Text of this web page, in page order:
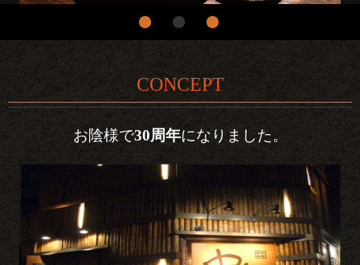
CONCEPT
お陰様で30周年になりました。